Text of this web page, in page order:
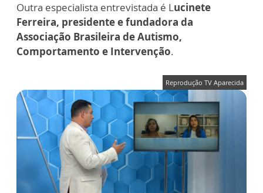
Outra especialista entrevistada é Lucinete
Ferreira, presidente e fundadora da
Associação Brasileira de Autismo,
Comportamento e Intervenção.
Reprodução TV Aparecida